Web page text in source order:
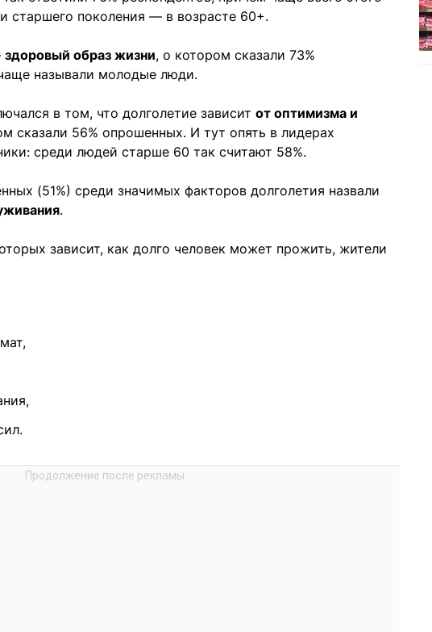
старшего поколения — в возрасте 60+.
здоровый образ жизни, о котором сказали 73%
называли молодые люди.
в том, что долголетие зависит от оптимизма и
сказали 56% опрошенных. И тут опять в лидерах
среди людей старше 60 так считают 58%.
(51%) среди значимых факторов долголетия назвали
.
зависит, как долго человек может прожить, жители